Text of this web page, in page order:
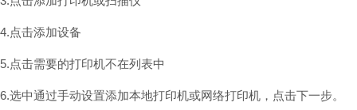
4.点击添加设备
5.点击需要的打印机不在列表中
6.选中通过手动设置添加本地打印机或网络打印机，点击下一步。